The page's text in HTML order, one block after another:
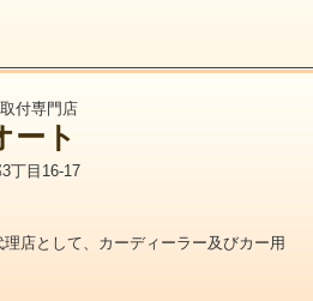
付専門店
ート
丁目16-17
店として、カーディーラー及びカー用